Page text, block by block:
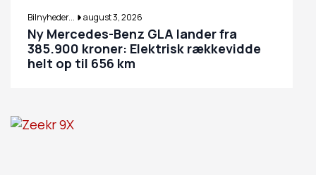
Bilnyheder... august 3, 2026
Ny Mercedes-Benz GLA lander fra
385.900 kroner: Elektrisk rækkevidde
helt op til 656 km